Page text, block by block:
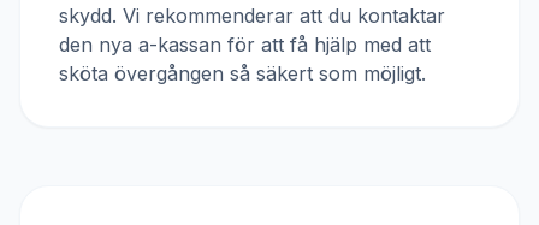
skydd. Vi rekommenderar att du kontaktar
den nya a-kassan för att få hjälp med att
sköta övergången så säkert som möjligt.